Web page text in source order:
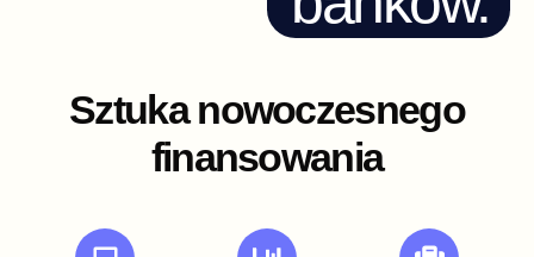
Sztuka nowoczesnego
finansowania